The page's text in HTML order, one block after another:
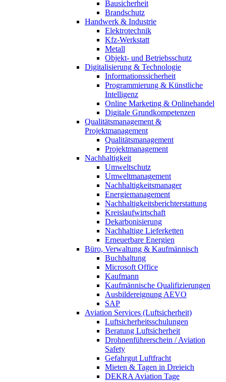
Bausicherheit
Brandschutz
Handwerk & Industrie
Elektrotechnik
Kfz-Werkstatt
Metall
Objekt- und Betriebsschutz
Digitalisierung & Technologie
Informationssicherheit
Programmierung & Künstliche
Intelligenz
Online Marketing & Onlinehandel
Digitale Grundkompetenzen
Qualitätsmanagement &
Projektmanagement
Qualitätsmanagement
Projektmanagement
Nachhaltigkeit
Umweltschutz
Umweltmanagement
Nachhaltigkeitsmanager
Energiemanagement
Nachhaltigkeitsberichterstattung
Kreislaufwirtschaft
Dekarbonisierung
Nachhaltige Lieferketten
Erneuerbare Energien
Büro, Verwaltung & Kaufmännisch
Buchhaltung
Microsoft Office
Kaufmann
Kaufmännische Qualifizierungen
Ausbildereignung AEVO
SAP
Aviation Services (Luftsicherheit)
Luftsicherheitsschulungen
Beratung Luftsicherheit
Drohnenführerschein / Aviation
Safety
Gefahrgut Luftfracht
Mieten & Tagen in Dreieich
DEKRA Aviation Tage